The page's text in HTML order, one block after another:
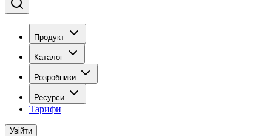
Продукт
Каталог
Розробники
Ресурси
Тарифи
Увійти